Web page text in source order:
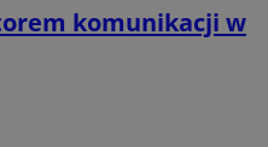
komunikacji w